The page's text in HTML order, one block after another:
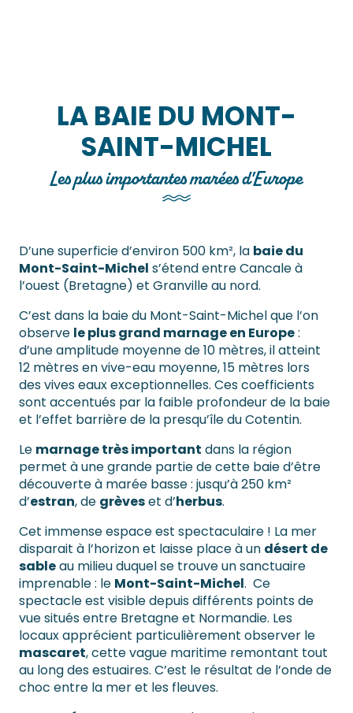
LA BAIE DU MONT-
SAINT-MICHEL
Les plus importantes marées d'Europe
D’une superficie d’environ 500 km², la baie du
Mont-Saint-Michel s’étend entre Cancale à
l’ouest (Bretagne) et Granville au nord.
C’est dans la baie du Mont-Saint-Michel que l’on
observe le plus grand marnage en Europe:
d’une amplitude moyenne de 10 mètres, il atteint
12 mètres en vive-eau moyenne, 15 mètres lors
des vives eaux exceptionnelles. Ces coefficients
sont accentués par la faible profondeur de la baie
et l’effet barrière de la presqu’île du Cotentin.
Le marnage très important dans la région
permet à une grande partie de cette baie d’être
découverte à marée basse : jusqu’à 250 km²
d’estran, de grèveset d’herbus.
Cet immense espace est spectaculaire ! La mer
disparait à l’horizon et laisse place à un désert de
sableau milieu duquel se trouve un sanctuaire
imprenable : le Mont-Saint-Michel. Ce
spectacle est visible depuis différents points de
vue situés entre Bretagne et Normandie. Les
locaux apprécient particulièrement observer le
mascaret, cette vague maritime remontant tout
au long des estuaires. C’est le résultat de l’onde de
choc entre la mer et les fleuves.